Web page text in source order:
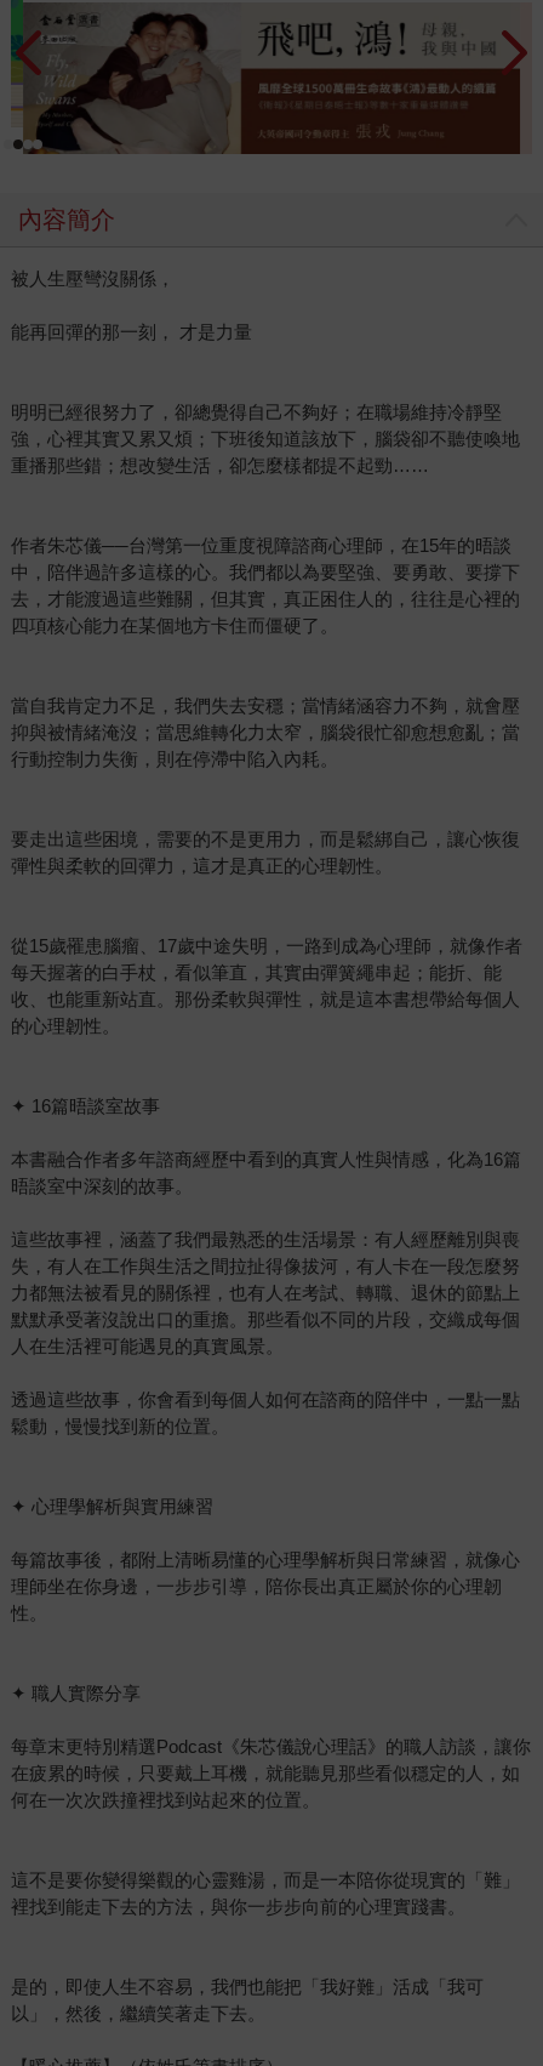
內容簡介
被人生壓彎沒關係，
能再回彈的那一刻， 才是力量
明明已經很努力了，卻總覺得自己不夠好；在職場維持冷靜堅
強，心裡其實又累又煩；下班後知道該放下，腦袋卻不聽使喚地
重播那些錯；想改變生活，卻怎麼樣都提不起勁……
作者朱芯儀──台灣第一位重度視障諮商心理師，在15年的晤談
中，陪伴過許多這樣的心。我們都以為要堅強、要勇敢、要撐下
去，才能渡過這些難關，但其實，真正困住人的，往往是心裡的
四項核心能力在某個地方卡住而僵硬了。
當自我肯定力不足，我們失去安穩；當情緒涵容力不夠，就會壓
抑與被情緒淹沒；當思維轉化力太窄，腦袋很忙卻愈想愈亂；當
行動控制力失衡，則在停滯中陷入內耗。
要走出這些困境，需要的不是更用力，而是鬆綁自己，讓心恢復
彈性與柔軟的回彈力，這才是真正的心理韌性。
從15歲罹患腦瘤、17歲中途失明，一路到成為心理師，就像作者
每天握著的白手杖，看似筆直，其實由彈簧繩串起；能折、能
收、也能重新站直。那份柔軟與彈性，就是這本書想帶給每個人
的心理韌性。
✦ 16篇晤談室故事
本書融合作者多年諮商經歷中看到的真實人性與情感，化為16篇
晤談室中深刻的故事。
這些故事裡，涵蓋了我們最熟悉的生活場景：有人經歷離別與喪
失，有人在工作與生活之間拉扯得像拔河，有人卡在一段怎麼努
力都無法被看見的關係裡，也有人在考試、轉職、退休的節點上
默默承受著沒說出口的重擔。那些看似不同的片段，交織成每個
人在生活裡可能遇見的真實風景。
透過這些故事，你會看到每個人如何在諮商的陪伴中，一點一點
鬆動，慢慢找到新的位置。
✦ 心理學解析與實用練習
每篇故事後，都附上清晰易懂的心理學解析與日常練習，就像心
理師坐在你身邊，一步步引導，陪你長出真正屬於你的心理韌
性。
✦ 職人實際分享
每章末更特別精選Podcast《朱芯儀說心理話》的職人訪談，讓你
在疲累的時候，只要戴上耳機，就能聽見那些看似穩定的人，如
何在一次次跌撞裡找到站起來的位置。
這不是要你變得樂觀的心靈雞湯，而是一本陪你從現實的「難」
裡找到能走下去的方法，與你一步步向前的心理實踐書。
是的，即使人生不容易，我們也能把「我好難」活成「我可
以」，然後，繼續笑著走下去。